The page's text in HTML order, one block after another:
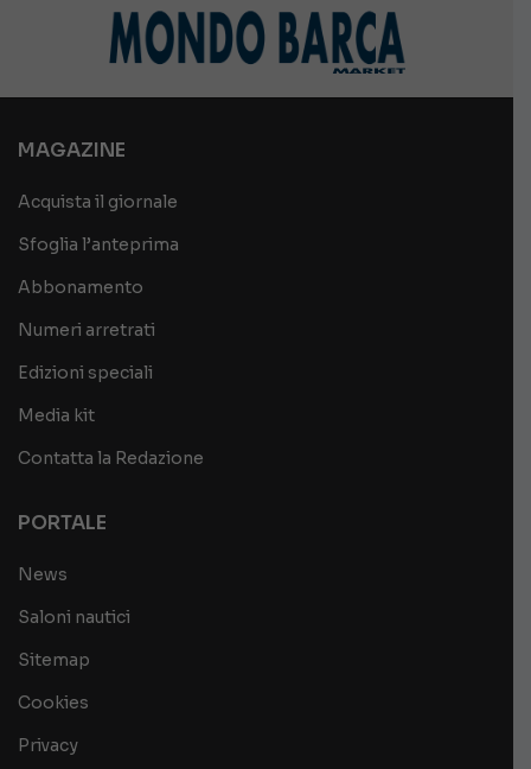
MAGAZINE
Acquista il giornale
Sfoglia l’anteprima
Abbonamento
Numeri arretrati
Edizioni speciali
Media kit
Contatta la Redazione
PORTALE
News
Saloni nautici
Sitemap
Cookies
Privacy